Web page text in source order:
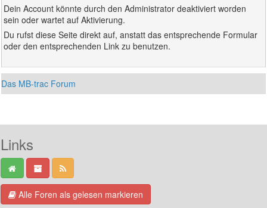
Dein Account könnte durch den Administrator deaktiviert worden
sein oder wartet auf Aktivierung.
Du rufst diese Seite direkt auf, anstatt das entsprechende Formular
oder den entsprechenden Link zu benutzen.
Das MB-trac Forum
Links
Alle Foren als gelesen markieren